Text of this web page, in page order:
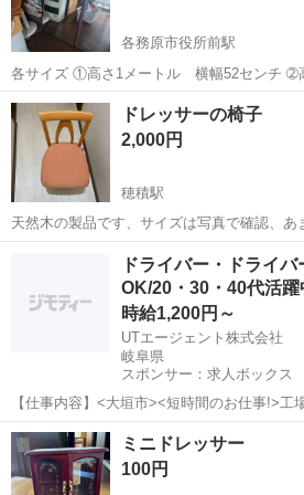
各務原市役所前駅
各サイズ ①高さ1メートル 横幅52センチ ➁
横幅46センチ ➂高さ1メートル50センチ 横
1000円
岐阜 各務原市 各務原市役所前駅
ドレッサーの椅子
2,000円
穂積駅
天然木の製品です、サイズは写真で確認、あ
要な方に譲ります
穂積駅 ドレッサー
ドライバー・ドライ
OK/20・30・40代活
時給1,200円～
UTエージェント株式会社
岐阜県
スポンサー：求人ボックス
【仕事内容】<大垣市><短時間のお仕事!>工
事 第一種普通自動車免許があればOK!残業
ライン面接OK><入社キャンペーン実施中!>
金属 <仕事内容> 電...
アルバイト・パート
ミニドレッサー
100円